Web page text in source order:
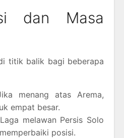
dan Masa
titik balik bagi beberapa
menang atas Arema,
empat besar.
Laga melawan Persis Solo
posisi.